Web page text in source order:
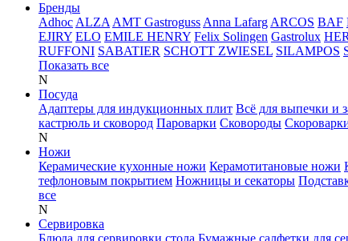
Бренды
Adhoc ALZA AMT Gastroguss Anna Lafarg ARCOS BAF
EJIRY ELO EMILE HENRY Felix Solingen Gastrolux
RUFFONI SABATIER SCHOTT ZWIESEL SILAMPOS
Показать все
N
Посуда
Адаптеры для индукционных плит Всё для выпечки и
кастрюль и сковород Пароварки Сковороды
N
Ножи
Керамические кухонные ножи Керамотитановые ножи
тефлоновым покрытием Ножницы и секаторы
все
N
Сервировка
Блюда для сервировки стола Бумажные салфетки для